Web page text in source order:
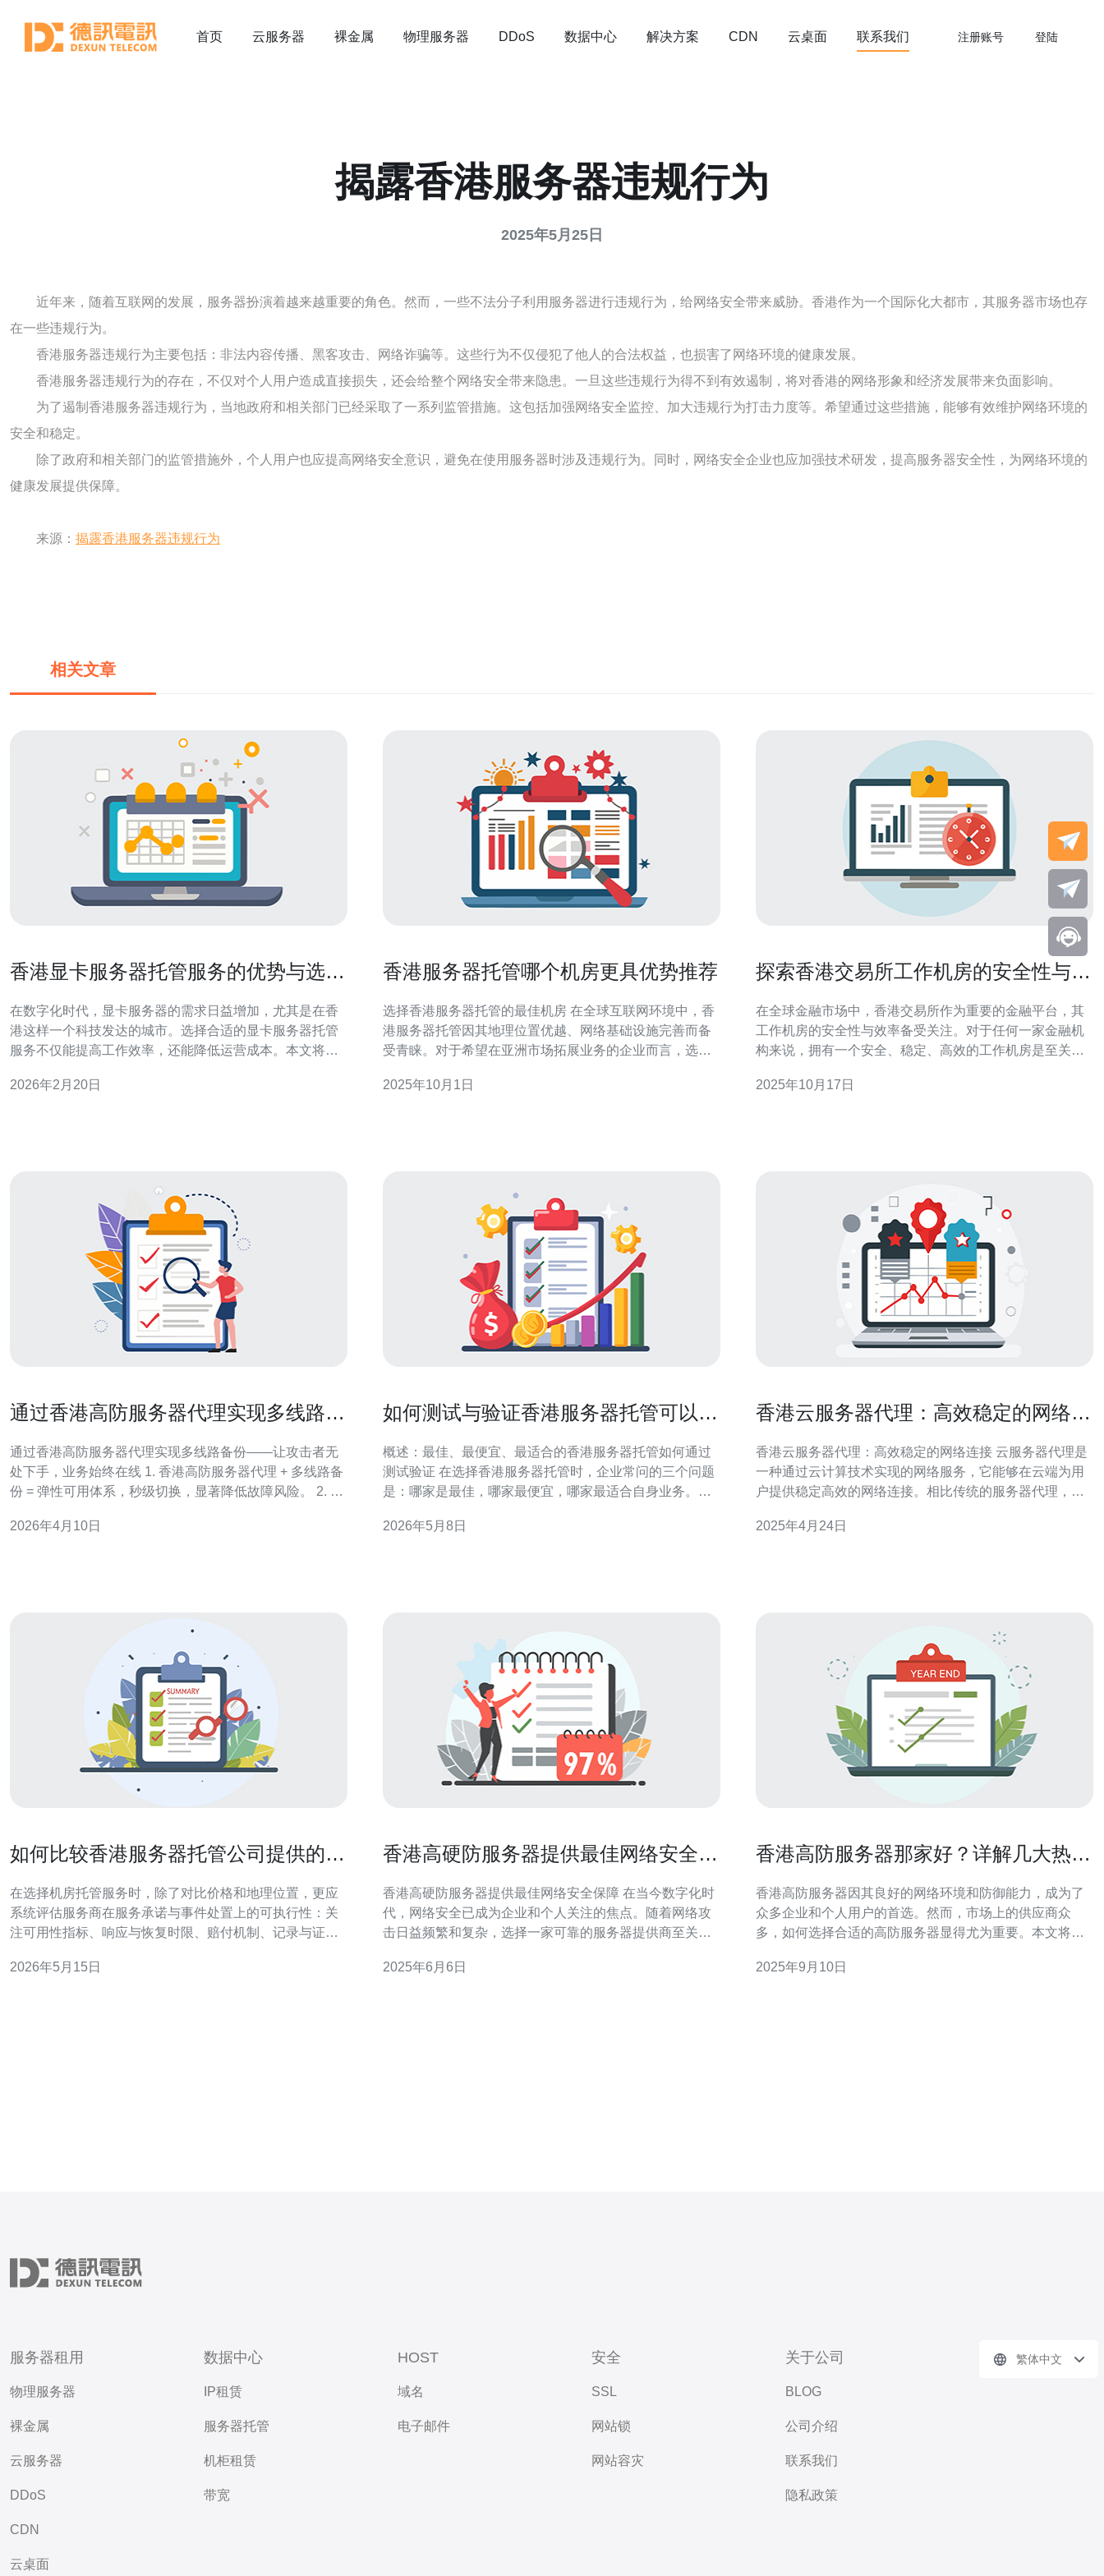
首页 云服务器 裸金属 物理服务器 DDoS 数据中心 解决方案 CDN 云桌面 联系我们 注册账号 登陆
揭露香港服务器违规行为
2025年5月25日
近年来，随着互联网的发展，服务器扮演着越来越重要的角色。然而，一些不法分子利用服务器进行违规行为，给网络安全带来威胁。香港作为一个国际化大都市，其服务器市场也存
在一些违规行为。
香港服务器违规行为主要包括：非法内容传播、黑客攻击、网络诈骗等。这些行为不仅侵犯了他人的合法权益，也损害了网络环境的健康发展。
香港服务器违规行为的存在，不仅对个人用户造成直接损失，还会给整个网络安全带来隐患。一旦这些违规行为得不到有效遏制，将对香港的网络形象和经济发展带来负面影响。
为了遏制香港服务器违规行为，当地政府和相关部门已经采取了一系列监管措施。这包括加强网络安全监控、加大违规行为打击力度等。希望通过这些措施，能够有效维护网络环境的
安全和稳定。
除了政府和相关部门的监管措施外，个人用户也应提高网络安全意识，避免在使用服务器时涉及违规行为。同时，网络安全企业也应加强技术研发，提高服务器安全性，为网络环境的
健康发展提供保障。
来源： 揭露香港服务器违规行为
相关文章
香港显卡服务器托管服务的优势与选择
在数字化时代，显卡服务器的需求日益增加，尤其是在香
港这样一个科技发达的城市。选择合适的显卡服务器托管
服务不仅能提高工作效率，还能降低运营成本。本文将为
我们将通过以下几个部分来深入探讨这一话题： 香港显卡
2026年2月20日
香港服务器托管哪个机房更具优势推荐
选择香港服务器托管的最佳机房 在全球互联网环境中，香
港服务器托管因其地理位置优越、网络基础设施完善而备
受青睐。对于希望在亚洲市场拓展业务的企业而言，选择
势明显的机房，并分析其特色与服务。以下是我们为您准
2025年10月1日
探索香港交易所工作机房的安全性与效
在全球金融市场中，香港交易所作为重要的金融平台，其
工作机房的安全性与效率备受关注。对于任何一家金融机
构来说，拥有一个安全、稳定、高效的工作机房是至关重
佳实践，分析其在保障数据安全、提升运营效率方面的努
2025年10月17日
通过香港高防服务器代理实现多线路备
通过香港高防服务器代理实现多线路备份——让攻击者无
处下手，业务始终在线 1. 香港高防服务器代理 + 多线路备
份 = 弹性可用体系，秒级切换，显著降低故障风险。 2. 结
DDoS能力呈指数级提升。 3. 实施落地需要：网络拓扑设
2026年4月10日
如何测试与验证香港服务器托管可以吗
概述：最佳、最便宜、最适合的香港服务器托管如何通过
测试验证 在选择香港服务器托管时，企业常问的三个问题
是：哪家是最佳，哪家最便宜，哪家最适合自身业务。要
试与验证业务SLA展开，覆盖从可用性、延迟、带宽到故
2026年5月8日
香港云服务器代理：高效稳定的网络连
香港云服务器代理：高效稳定的网络连接 云服务器代理是
一种通过云计算技术实现的网络服务，它能够在云端为用
户提供稳定高效的网络连接。相比传统的服务器代理，云
国际化的城市，拥有先进的网络基础设施和快速稳定的互
2025年4月24日
如何比较香港服务器托管公司提供的
在选择机房托管服务时，除了对比价格和地理位置，更应
系统评估服务商在服务承诺与事件处置上的可执行性：关
注可用性指标、响应与恢复时限、赔付机制、记录与证
条款，从而将潜在停机风险转化为可管理的合同风险。 需
2026年5月15日
香港高硬防服务器提供最佳网络安全保
香港高硬防服务器提供最佳网络安全保障 在当今数字化时
代，网络安全已成为企业和个人关注的焦点。随着网络攻
击日益频繁和复杂，选择一家可靠的服务器提供商至关重
全性能而闻名，为用户提供最佳的网络安全保障。 高硬防
2025年6月6日
香港高防服务器那家好？详解几大热门
香港高防服务器因其良好的网络环境和防御能力，成为了
众多企业和个人用户的首选。然而，市场上的供应商众
多，如何选择合适的高防服务器显得尤为重要。本文将详
帮助用户找到最适合自己的高防服务器。 1. 列出热门供应
2025年9月10日
服务器租用
物理服务器
裸金属
云服务器
DDoS
CDN
云桌面
数据中心
IP租赁
服务器托管
机柜租赁
带宽
HOST
域名
电子邮件
安全
SSL
网站锁
网站容灾
关于公司
BLOG
公司介绍
联系我们
隐私政策
繁体中文